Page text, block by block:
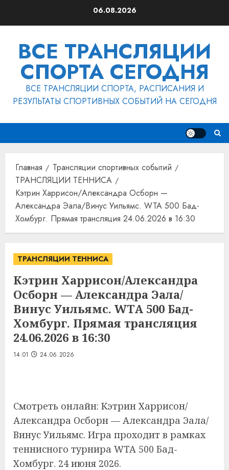
06.08.2026
ВСЕ ТРАНСЛЯЦИИ
СПОРТА СЕГОДНЯ
ВСЕ ТРАНСЛЯЦИИ СПОРТА, РАСПИСАНИЯ И
РЕЗУЛЬТАТЫ СПОРТИВНЫХ СОБЫТИЙ НА СЕГОДНЯ
Главная
Трансляции спортивных событий
ТРАНСЛЯЦИИ ТЕННИСА
Кэтрин Харрисон/Александра Осборн —
Александра Эала/Винус Уильямс. WTA 500 Бад-
Хомбург. Прямая трансляция 24.06.2026 в 16:30
ТРАНСЛЯЦИИ ТЕННИСА
Кэтрин Харрисон/Александра
Осборн — Александра Эала/
Винус Уильямс. WTA 500 Бад-
Хомбург. Прямая трансляция
24.06.2026 в 16:30
14:01 24.06.2026
Смотреть онлайн: Кэтрин Харрисон/
Александра Осборн — Александра Эала/
Винус Уильямс. Игра проходит в рамках
теннисного турнира WTA 500 Бад-
Хомбург. 24 июня 2026.